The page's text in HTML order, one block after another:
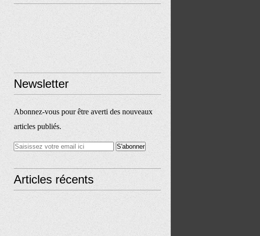
Newsletter
Abonnez-vous pour être averti des nouveaux
articles publiés.
Articles récents